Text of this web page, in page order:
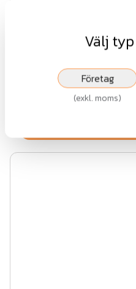
Drömminge ändstolpe
639 kr
Välj
Företag
(exkl. moms)